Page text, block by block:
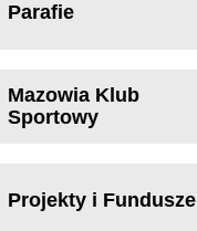
Parafie
Mazowia Klub
Sportowy
Projekty i Fundusze